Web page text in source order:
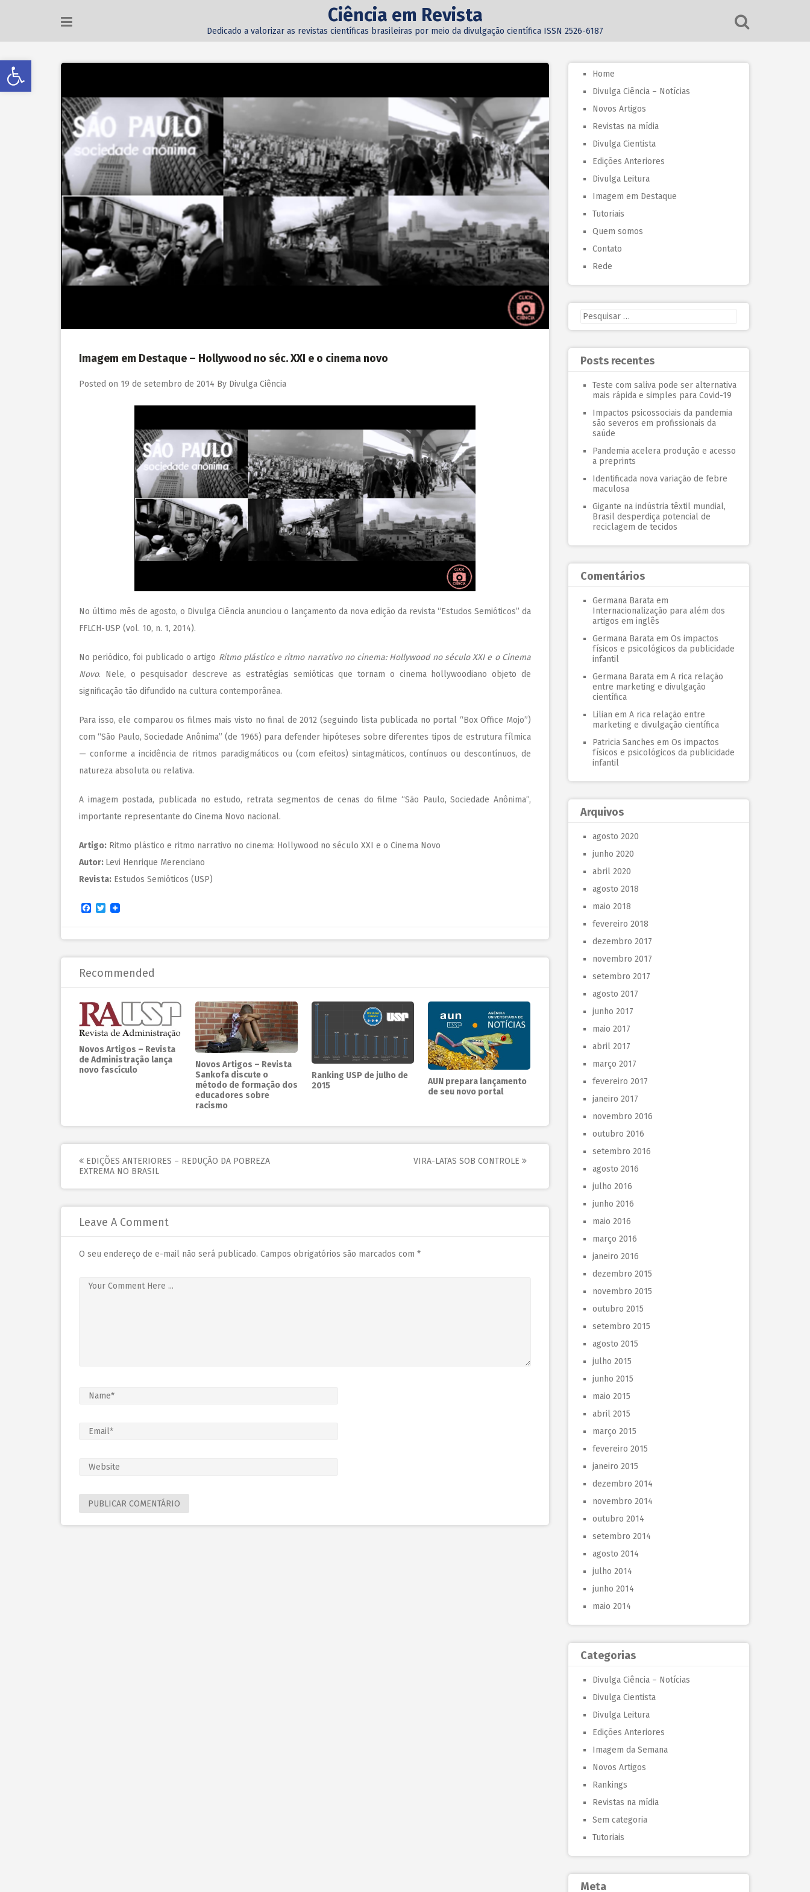
Abrir a barra de ferramentas
Ciência em Revista
Dedicado a valorizar as revistas científicas brasileiras por meio da divulgação científica ISSN 2526-6187
Imagem em Destaque – Hollywood no séc. XXI e o cinema novo
Posted on 19 de setembro de 2014 By Divulga Ciência
No último mês de agosto, o Divulga Ciência anunciou o lançamento da nova edição da revista “Estudos Semióticos” da
FFLCH-USP (vol. 10, n. 1, 2014).
No periódico, foi publicado o artigo Ritmo plástico e ritmo narrativo no cinema: Hollywood no século XXI e o Cinema
Novo. Nele, o pesquisador descreve as estratégias semióticas que tornam o cinema hollywoodiano objeto de
significação tão difundido na cultura contemporânea.
Para isso, ele comparou os filmes mais visto no final de 2012 (seguindo lista publicada no portal “Box Office Mojo”)
com “São Paulo, Sociedade Anônima” (de 1965) para defender hipóteses sobre diferentes tipos de estrutura fílmica
— conforme a incidência de ritmos paradigmáticos ou (com efeitos) sintagmáticos, contínuos ou descontínuos, de
natureza absoluta ou relativa.
A imagem postada, publicada no estudo, retrata segmentos de cenas do filme “São Paulo, Sociedade Anônima”,
importante representante do Cinema Novo nacional.
Artigo: Ritmo plástico e ritmo narrativo no cinema: Hollywood no século XXI e o Cinema Novo
Autor: Levi Henrique Merenciano
Revista: Estudos Semióticos (USP)
Facebook
Twitter
Recommended
Novos Artigos – Revista
de Administração lança
novo fascículo
Novos Artigos – Revista
Sankofa discute o
método de formação dos
educadores sobre
racismo
Ranking USP de julho de
2015
AUN prepara lançamento
de seu novo portal
EDIÇÕES ANTERIORES – REDUÇÃO DA POBREZA
EXTREMA NO BRASIL
VIRA-LATAS SOB CONTROLE
Leave A Comment
O seu endereço de e-mail não será publicado. Campos obrigatórios são marcados com *
Home
Divulga Ciência – Notícias
Novos Artigos
Revistas na mídia
Divulga Cientista
Edições Anteriores
Divulga Leitura
Imagem em Destaque
Tutoriais
Quem somos
Contato
Rede
Posts recentes
Teste com saliva pode ser alternativa
mais rápida e simples para Covid-19
Impactos psicossociais da pandemia
são severos em profissionais da
saúde
Pandemia acelera produção e acesso
a preprints
Identificada nova variação de febre
maculosa
Gigante na indústria têxtil mundial,
Brasil desperdiça potencial de
reciclagem de tecidos
Comentários
Germana Barata em
Internacionalização para além dos
artigos em inglês
Germana Barata em Os impactos
físicos e psicológicos da publicidade
infantil
Germana Barata em A rica relação
entre marketing e divulgação
científica
Lilian em A rica relação entre
marketing e divulgação científica
Patricia Sanches em Os impactos
físicos e psicológicos da publicidade
infantil
Arquivos
agosto 2020
junho 2020
abril 2020
agosto 2018
maio 2018
fevereiro 2018
dezembro 2017
novembro 2017
setembro 2017
agosto 2017
junho 2017
maio 2017
abril 2017
março 2017
fevereiro 2017
janeiro 2017
novembro 2016
outubro 2016
setembro 2016
agosto 2016
julho 2016
junho 2016
maio 2016
março 2016
janeiro 2016
dezembro 2015
novembro 2015
outubro 2015
setembro 2015
agosto 2015
julho 2015
junho 2015
maio 2015
abril 2015
março 2015
fevereiro 2015
janeiro 2015
dezembro 2014
novembro 2014
outubro 2014
setembro 2014
agosto 2014
julho 2014
junho 2014
maio 2014
Categorias
Divulga Ciência – Notícias
Divulga Cientista
Divulga Leitura
Edições Anteriores
Imagem da Semana
Novos Artigos
Rankings
Revistas na mídia
Sem categoria
Tutoriais
Meta